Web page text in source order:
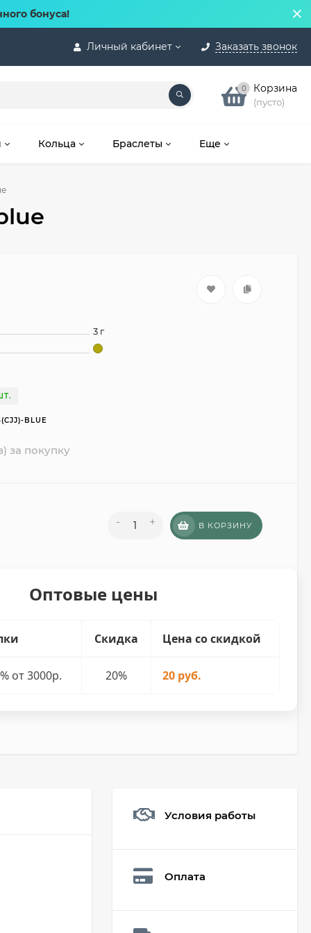
бонуса!
Личный кабинет Заказать звонок
0 Корзина
(пусто)
Кольца Браслеты Еще
3 г
BLUE
за покупку
- + В КОРЗИНУ
Оптовые цены
Скидка Цена со скидкой
от 3000р. 20% 20 руб.
Условия работы
Оплата
19₽